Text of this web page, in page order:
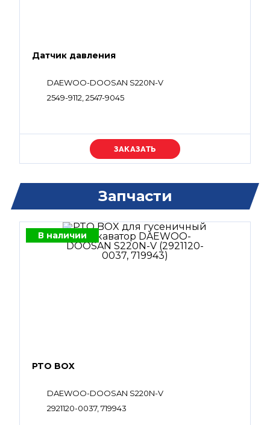
Датчик давления
DAEWOO-DOOSAN S220N-V
2549-9112, 2547-9045
Уточняйте цену
Запчасти
В наличии
PTO BOX
DAEWOO-DOOSAN S220N-V
2921120-0037, 719943